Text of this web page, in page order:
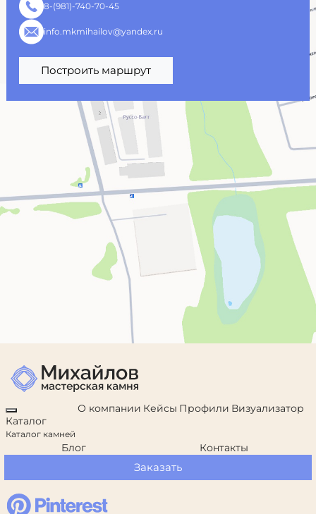
8-(981)-740-70-45
info.mkmihailov@yandex.ru
Построить маршрут
Каталог
Каталог камней
О компании Кейсы Профили Визуализатор
Блог Контакты
Заказать